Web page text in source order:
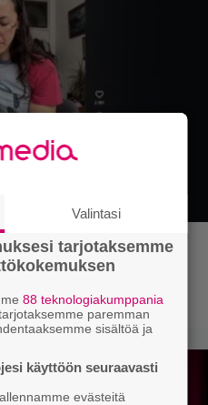
plektralta” –
Megadethiä
Valintasi
tarjotaksemme
88 teknologiakumppania
paremman
sisältöä ja
käyttöön seuraavasti
evästeitä